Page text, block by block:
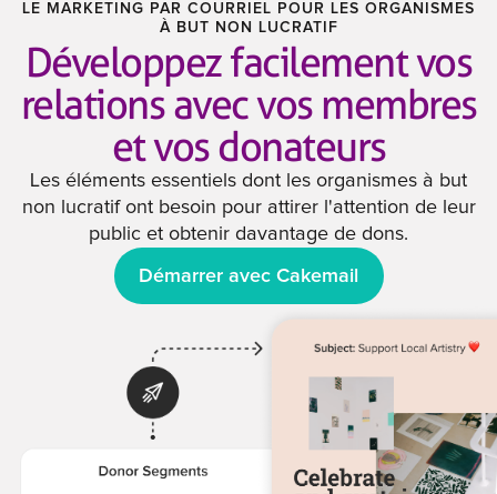
LE MARKETING PAR COURRIEL POUR LES ORGANISMES
À BUT NON LUCRATIF
Développez facilement vos
relations avec vos membres
et vos donateurs
Les éléments essentiels dont les organismes à but
non lucratif ont besoin pour attirer l'attention de leur
public et obtenir davantage de dons.
Démarrer avec Cakemail